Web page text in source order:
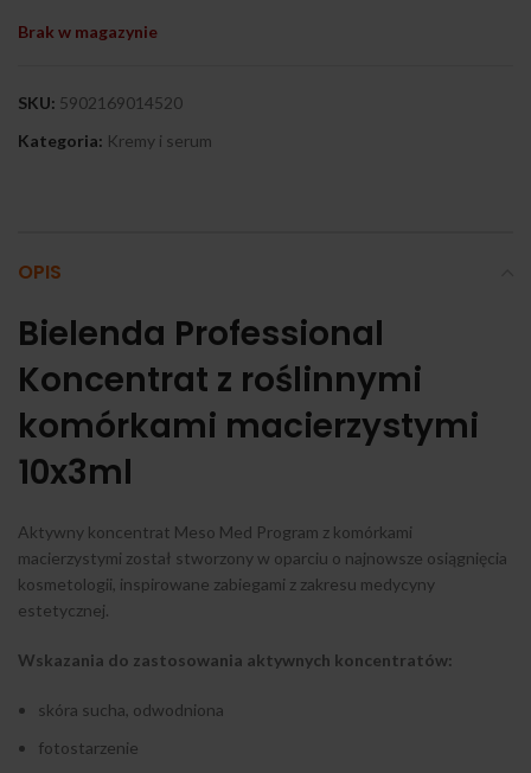
Brak w magazynie
SKU: 5902169014520
Kategoria: Kremy i serum
OPIS
Bielenda Professional
Koncentrat z roślinnymi
komórkami macierzystymi
10x3ml
Aktywny koncentrat Meso Med Program z komórkami
macierzystymi został stworzony w oparciu o najnowsze osiągnięcia
kosmetologii, inspirowane zabiegami z zakresu medycyny
estetycznej.
Wskazania do zastosowania aktywnych koncentratów:
skóra sucha, odwodniona
fotostarzenie